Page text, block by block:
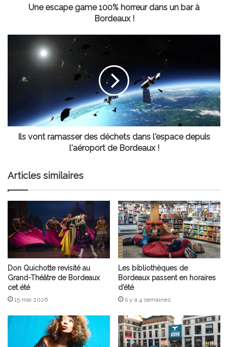
BordeauxUne escape game 100% horreur dans un bar à
Bordeaux !
ramasser
déchets
depuis
l'aéroport
Ils vont ramasser des déchets dans l'espace depuis
l'aéroport de Bordeaux !
Articles similaires
Don Quichotte revisité au
Grand-Théâtre de Bordeaux
cet été
15 mai 2026
Les bibliothèques de
Bordeaux passent en horaires
d’été
il y a 4 semaines